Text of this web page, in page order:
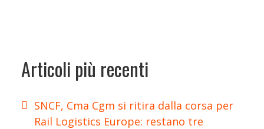
Articoli più recenti
SNCF, Cma Cgm si ritira dalla corsa per
Rail Logistics Europe: restano tre